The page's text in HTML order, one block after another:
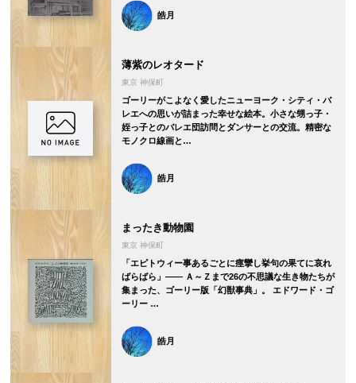
皓月
薄紫のレオタード
東京 神保町
ゴーリーがこよなく愛したニューヨーク・シティ・バ
レエへの思いが詰まった幸せな絵本。小さな甥っ子・
姪っ子とのバレエ団訪問とダンサーとの交流。精密な
モノクロ線画と…
皓月
まったき動物園
東京 神保町
「エピトウィー事あるごとに痙攣し挙句の果てに哀れ
ばらばら」―― Ａ～Ｚまで26の不思議な生き物たちが
集まった、ゴーリー版「幻獣事典」。 エドワード・ゴ
ーリー …
皓月